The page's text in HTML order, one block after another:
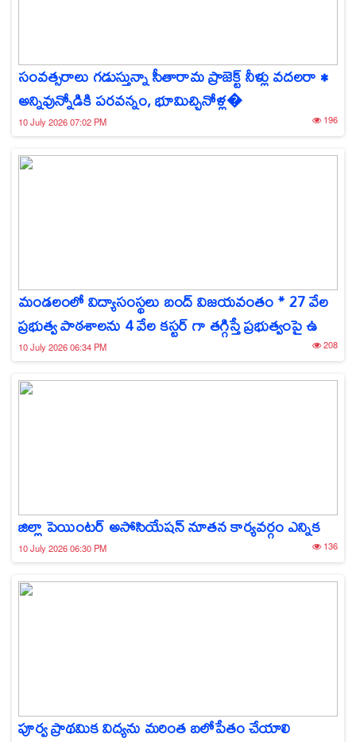
సంవత్సరాలు గడుస్తున్నా సీతారామ ప్రాజెక్ట్ నీళ్లు వదలరా •
అన్నివున్నోడికి పరవన్నం, భూమిచ్చినోళ్ల�
10 July 2026 07:02 PM 196
మండలంలో విద్యాసంస్థలు బంద్ విజయవంతం * 27 వేల
ప్రభుత్వ పాఠశాలను 4 వేల కస్టర్ గా తగ్గిస్తే ప్రభుత్వంపై ఉ
10 July 2026 06:34 PM 208
జిల్లా పెయింటర్ అసోసియేషన్ నూతన కార్యవర్గం ఎన్నిక
10 July 2026 06:30 PM 136
పూర్వ ప్రాథమిక విద్యను మరింత బలోపేతం చేయాలి